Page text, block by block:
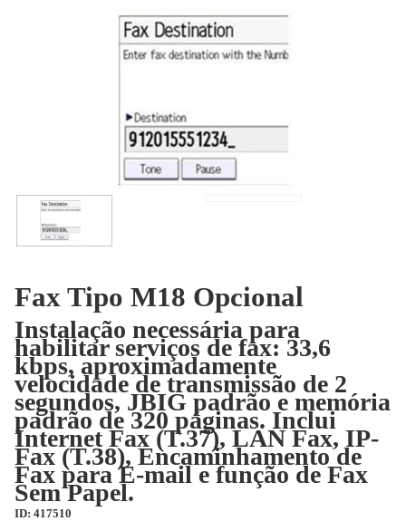
Fax Tipo M18 Opcional
Instalação necessária para
habilitar serviços de fax: 33,6
kbps, aproximadamente
velocidade de transmissão de 2
segundos, JBIG padrão e memória
padrão de 320 páginas. Inclui
Internet Fax (T.37), LAN Fax, IP-
Fax (T.38), Encaminhamento de
Fax para E-mail e função de Fax
Sem Papel.
ID: 417510